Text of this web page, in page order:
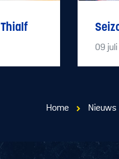
09 juli
Home Nieuws